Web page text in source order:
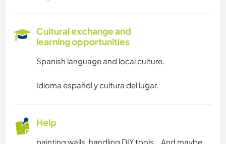
Cultural exchange and
learning opportunities
Spanish language and local culture.
Idioma español y cultura del lugar.
Help
painting walls, handling DIY tools. . And maybe